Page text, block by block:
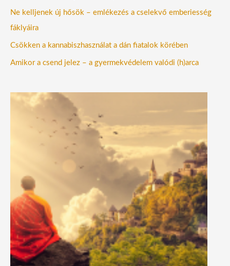
Ne kelljenek új hősök – emlékezés a cselekvő emberiesség
fáklyáira
Csökken a kannabiszhasználat a dán fiatalok körében
Amikor a csend jelez – a gyermekvédelem valódi (h)arca